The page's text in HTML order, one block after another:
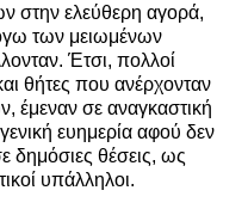
στην ελεύθερη αγορά,
των μειωμένων
Έτσι, πολλοί
θήτες που ανέρχονταν
έμεναν σε αναγκαστική
ευημερία αφού δεν
θέσεις, ως
υπάλληλοι.